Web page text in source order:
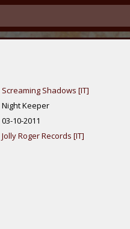
Screaming Shadows [IT]
Night Keeper
03-10-2011
Jolly Roger Records [IT]